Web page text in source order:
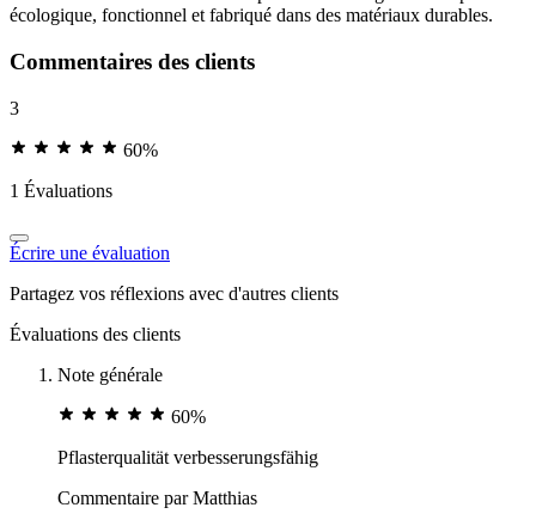
écologique, fonctionnel et fabriqué dans des matériaux durables.
Commentaires des clients
3
60%
1 Évaluations
Écrire une évaluation
Partagez vos réflexions avec d'autres clients
Évaluations des clients
Note générale
60%
Pflasterqualität verbesserungsfähig
Commentaire parMatthias